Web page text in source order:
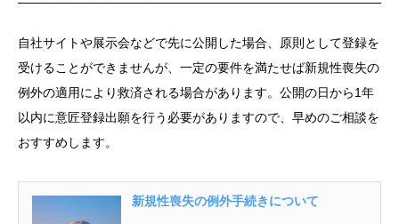
自社サイトや展示会などで先に公開した場合、原則として登録を
受けることができませんが、一定の要件を満たせば新規性喪失の
例外の適用により救済される場合があります。公開の日から1年
以内に意匠登録出願を行う必要がありますので、早めのご相談を
おすすめします。
新規性喪失の例外手続きについて